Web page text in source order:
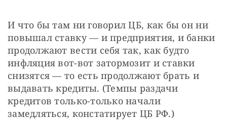
И что бы там ни говорил ЦБ, как бы он ни
повышал ставку — и предприятия, и банки
продолжают вести себя так, как будто
инфляция вот-вот затормозит и ставки
снизятся — то есть продолжают брать и
выдавать кредиты. (Темпы раздачи
кредитов только-только начали
замедляться, констатирует ЦБ РФ.)